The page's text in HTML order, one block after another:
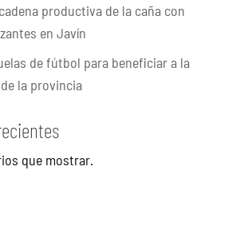
productiva de la caña con
en Javín
de fútbol para beneficiar a la
la provincia
que mostrar.